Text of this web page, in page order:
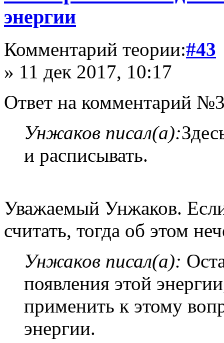
энергии
Комментарий теории:#43
» 11 дек 2017, 10:17
Ответ на комментарий
Унжаков писал(а):
и расписывать.
Уважаемый Унжаков.
считать, тогда об этом
Унжаков писал(а):
появления этой
применить к этому
энергии.